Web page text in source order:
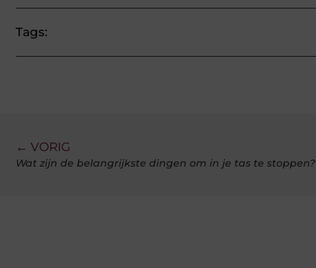
Tags:
← VORIG
Wat zijn de belangrijkste dingen om in je tas te stoppen?